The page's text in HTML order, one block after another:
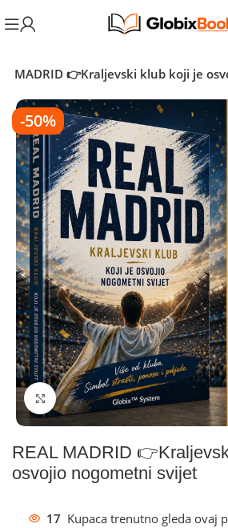
MADRID 👉Kraljevski klub koji je
-50%
Klikni za povećanje
REAL MADRID
osvojio nogometni svijet
17 Kupaca trenutno gleda ovaj